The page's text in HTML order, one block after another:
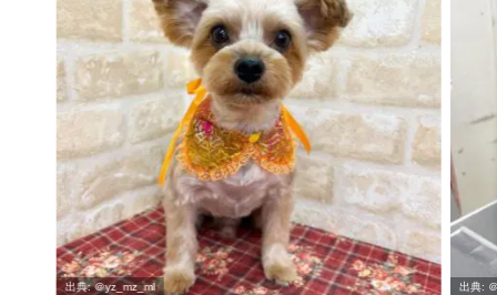
＠yz_mz_ml